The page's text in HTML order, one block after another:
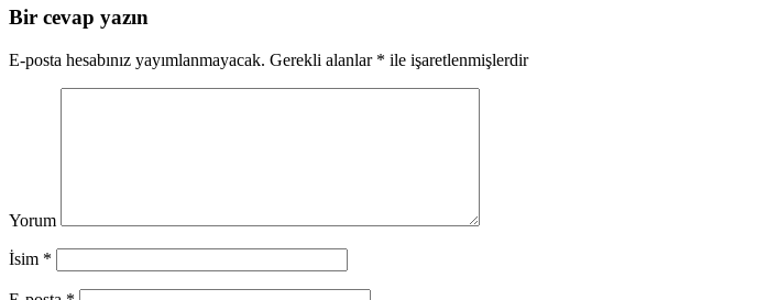
Bir cevap yazın
E-posta hesabınız yayımlanmayacak. Gerekli alanlar * ile işaretlenmişlerdir
Yorum
İsim *